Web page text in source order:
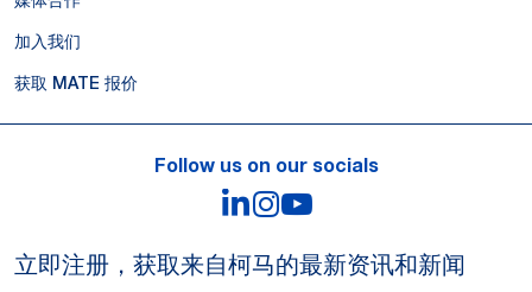
加入我们
获取 MATE 报价
Follow us on our socials
LinkedIn
Instagram
立即注册，获取来自柯马的最新资讯和新闻